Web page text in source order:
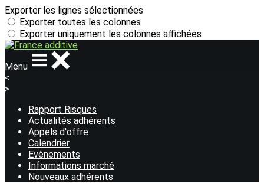
Exporter les lignes sélectionnées
Exporter toutes les colonnes
Exporter uniquement les colonnes affichées
Menu
<
>
Rapport Risques
Actualités adhérents
Appels d'offre
Calendrier
Evènements
Informations marché
Nouveaux adhérents